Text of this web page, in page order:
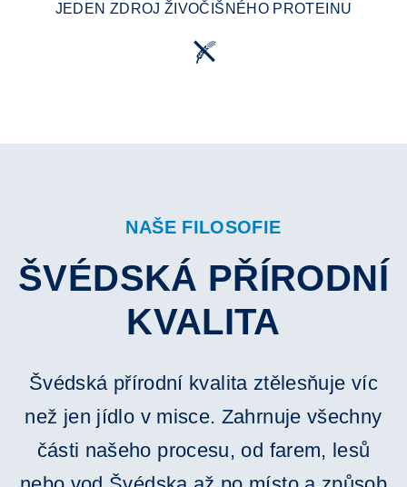
JEDEN ZDROJ ŽIVOČIŠNÉHO PROTEINU
NAŠE FILOSOFIE
ŠVÉDSKÁ PŘÍRODNÍ
KVALITA
Švédská přírodní kvalita ztělesňuje víc
než jen jídlo v misce. Zahrnuje všechny
části našeho procesu, od farem, lesů